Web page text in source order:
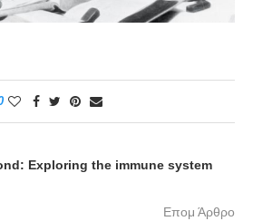
Exploring the immune system
Επομ Άρθρο